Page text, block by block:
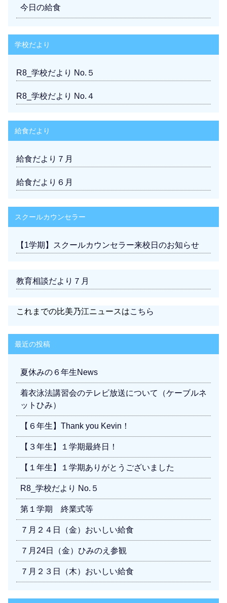
今日の給食
学校だより
R8_学校だより No.５
R8_学校だより No.４
給食だより
給食だより７月
給食だより６月
スクールカウンセラー
【1学期】スクールカウンセラー来校日のお知らせ
教育相談だより７月
これまでの比美乃江ニュースはこちら
最近の投稿
夏休みの６年生News
着衣泳法講習会のテレビ放送について（ケーブルネ
ットひみ）
【６年生】Thank you Kevin！
【３年生】１学期最終日！
【１年生】１学期ありがとうございました
R8_学校だより No.５
第１学期 終業式等
７月２４日（金）おいしい給食
７月24日（金）ひみのえ参観
７月２３日（木）おいしい給食